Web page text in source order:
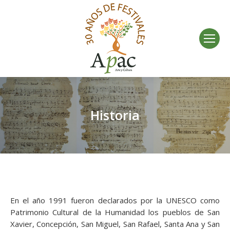
Historia
En el año 1991 fueron declarados por la UNESCO como
Patrimonio Cultural de la Humanidad los pueblos de San
Xavier, Concepción, San Miguel, San Rafael, Santa Ana y San